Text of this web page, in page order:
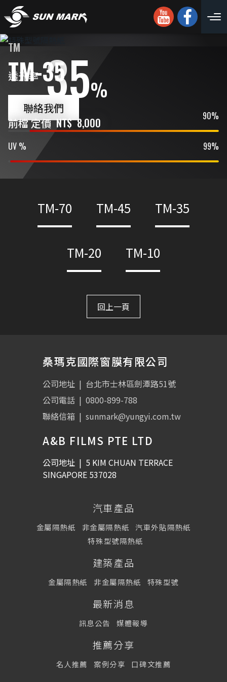
TM
TM-35
聯絡我們
前檔 定價 NT$ 8,000
IR % 90%
UV % 99%
透光率 35%
TM-70 TM-45 TM-35
TM-20 TM-10
回上一頁
桑瑪克國際窗膜有限公司
公司地址 | 台北市士林區劍潭路51號
公司電話 | 0800-899-788
聯絡信箱 | sunmark@yungyi.com.tw
A&B FILMS PTE LTD
公司地址 | 5 KIM CHUAN TERRACE
SINGAPORE 537028
汽車產品
金屬隔熱紙 非金屬隔熱紙
汽車外貼隔熱紙
特殊型號隔熱紙
建築產品
金屬隔熱紙 非金屬隔熱紙 特殊型號
最新消息
訊息公告 媒體報導
推薦分享
名人推薦 案例分享 口碑文推薦